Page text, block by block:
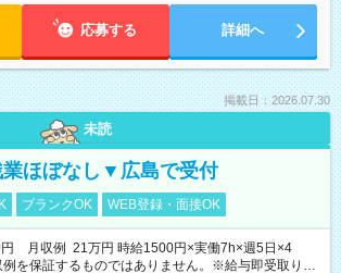
応募する 詳細へ
掲載日：2026.07.30
未読
ほぼなし▼広島で受付
ブランクOK WEB登録・面接OK
月収例 21万円 時給1500円×実働7h×週5日×4
を保証するものではありません。※給与即受取りサ